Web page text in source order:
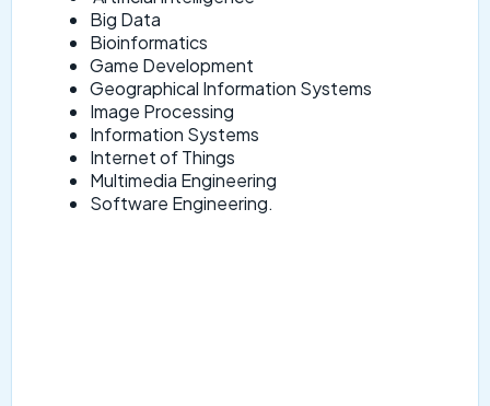
Big Data
Bioinformatics
Game Development
Geographical Information Systems
Image Processing
Information Systems
Internet of Things
Multimedia Engineering
Software Engineering.